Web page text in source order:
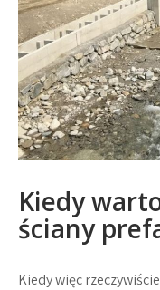
Kiedy
ściany
Kiedy więc